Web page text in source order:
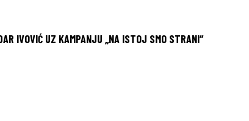
IVOVIĆ UZ KAMPANJU „NA ISTOJ SMO STRANI“